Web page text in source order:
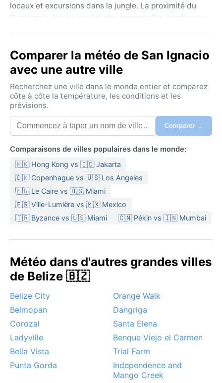
locaux et excursions dans la jungle. La proximité du
Guatemala ajoute une touche cosmopolite, tandis que
Le climat, classé Am (mousson tropicale), oppose une
saison des pluies de mai à octobre, avec des averses
souvent violentes et une humidité étouffante, à une
saison sèche de novembre à avril, plus clémente. Les
températures restent élevées toute l’année, autour de
30 °C le jour, mais les nuits d’hiver descendent à 18
°C. Les précipitations ann
Comparer la météo de San Ignacio
avec une autre ville
Recherchez une ville dans le monde entier et comparez
côte à côte la température, les conditions et les
prévisions.
Comparer →
Comparaisons de villes populaires dans le monde:
🇭🇰 Hong Kong vs 🇮🇩 Jakarta
🇩🇰 Copenhague vs 🇺🇸 Los Angeles
🇪🇬 Le Caire vs 🇺🇸 Miami
🇫🇷 Ville-Lumière vs 🇲🇽 Mexico
🇹🇷 Byzance vs 🇺🇸 Miami
🇨🇳 Pékin vs 🇮🇳 Mumbai
Météo dans d'autres grandes villes
de Belize 🇧🇿
Belize City
Orange Walk
Belmopan
Dangriga
Corozal
Santa Elena
Ladyville
Benque Viejo el Carmen
Bella Vista
Trial Farm
Punta Gorda
Independence and
Mango Creek